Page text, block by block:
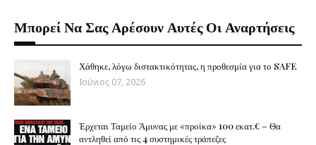
Μπορεί Να Σας Αρέσουν Αυτές Οι Αναρτήσεις
Χάθηκε, λόγω διστακτικότητας, η προθεσμία για το SAFE
Ιούνιος 07, 2026
Έρχεται Ταμείο Άμυνας με «προίκα» 100 εκατ.€ – Θα
αντληθεί από τις 4 συστημικές τράπεζες